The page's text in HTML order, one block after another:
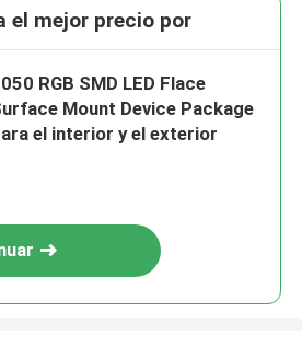
el mejor precio por
RGB SMD LED Flace
Mount Device Package
el interior y el exterior